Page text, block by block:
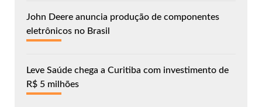
John Deere anuncia produção de componentes
eletrônicos no Brasil
Leve Saúde chega a Curitiba com investimento de
R$ 5 milhões